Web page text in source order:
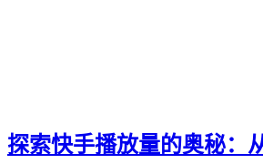
探索快手播放量的奥秘：